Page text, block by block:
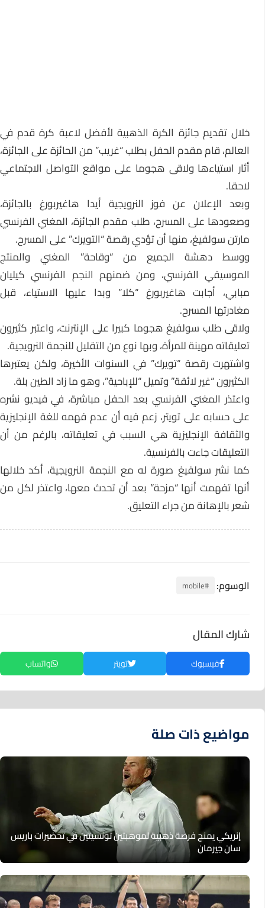
خلال تقديم جائزة الكرة الذهبية لأفضل لاعبة كرة قدم في
العالم، قام مقدم الحفل بطلب “غريب” من الحائزة على الجائزة،
أثار استياءها ولاقى هجوما على مواقع التواصل الاجتماعي
لاحقا.
وبعد الإعلان عن فوز النرويجية أيدا هاغيربورغ بالجائزة،
وصعودها على المسرح، طلب مقدم الجائزة، المغني الفرنسي
مارتن سولفيغ، منها أن تؤدي رقصة “التويرك” على المسرح.
ووسط دهشة الجميع من “وقاحة” المغني والمنتج
الموسيقي الفرنسي، ومن ضمنهم النجم الفرنسي كيليان
مبابي، أجابت هاغيربورغ “كلا” وبدا عليها الاستياء، قبل
مغادرتها المسرح.
ولاقى طلب سولفيغ هجوما كبيرا على الإنترنت، واعتبر كثيرون
تعليقاته مهينة للمرأة، وبها نوع من التقليل للنجمة النرويجية.
واشتهرت رقصة “تويرك” في السنوات الأخيرة، ولكن يعتبرها
الكثيرون “غير لائقة” وتميل “للإباحية”، وهو ما زاد الطين بلة.
واعتذر المغني الفرنسي بعد الحفل مباشرة، في فيديو نشره
على حسابه على تويتر، زعم فيه أن عدم فهمه للغة الإنجليزية
والثقافة الإنجليزية هي السبب في تعليقاته، بالرغم من أن
التعليقات جاءت بالفرنسية.
كما نشر سولفيغ صورة له مع النجمة النرويجية، أكد خلالها
أنها تفهمت أنها “مزحة” بعد أن تحدث معها، واعتذر لكل من
شعر بالإهانة من جراء التعليق.
الوسوم: #mobile
شارك المقال
فيسبوك تويتر واتساب
مواضيع ذات صلة
إنريكي يمنح فرصة ذهبية لموهبتين تونسيتين في تحضيرات باريس
سان جيرمان